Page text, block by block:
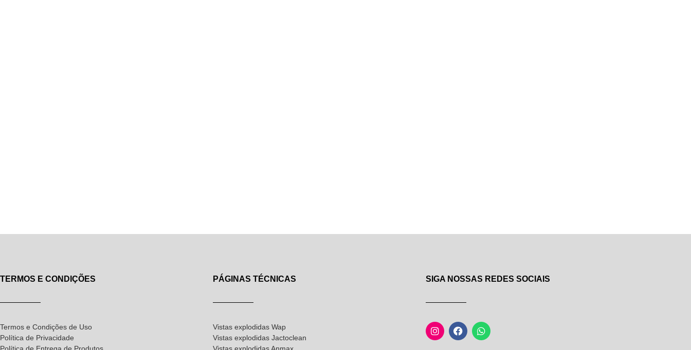
TERMOS E CONDIÇÕES
Termos e Condições de Uso
Política de Privacidade
Política de Entrega de Produtos
PÁGINAS TÉCNICAS
Vistas explodidas Wap
Vistas explodidas Jactoclean
Vistas explodidas Anmax
SIGA NOSSAS REDES SOCIAIS